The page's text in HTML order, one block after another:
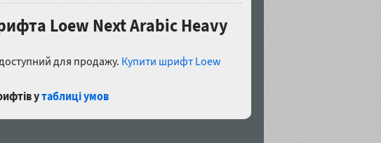
Loew Next Arabic Heavy
для продажу. Купити шрифт Loew
утаблиці умов